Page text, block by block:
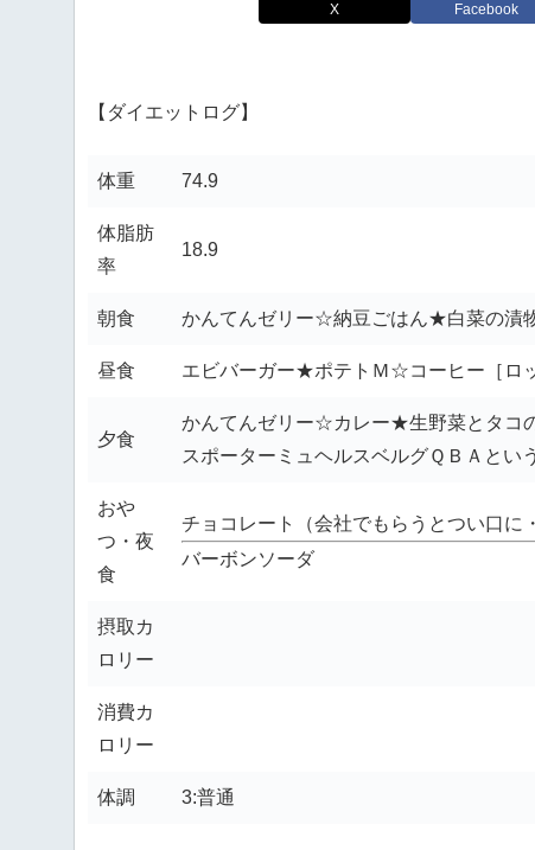
X Facebook
【ダイエットログ】
体重 74.9
体脂肪
率
18.9
朝食 かんてんゼリー☆納豆ごはん★白菜の漬
昼食 エビバーガー★ポテトＭ☆コーヒー［ロ
夕食
かんてんゼリー☆カレー★生野菜とタコ
スポーターミュヘルスベルグＱＢＡとい
おや
つ・夜
食
チョコレート（会社でもらうとつい口に
バーボンソーダ
摂取カ
ロリー
消費カ
ロリー
体調 3:普通